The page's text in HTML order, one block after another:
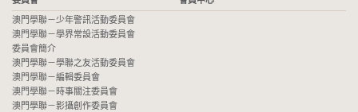
澳門學聯－少年警訊活動委員會
澳門學聯－學界常設活動委員會
委員會簡介
澳門學聯－學聯之友活動委員會
澳門學聯－編輯委員會
澳門學聯－時事關注委員會
澳門學聯－影攝創作委員會